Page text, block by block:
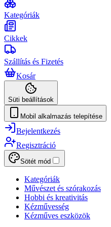
Kategóriák
Cikkek
Szállítás és Fizetés
Kosár
Süti beállítások
Mobil alkalmazás telepítése
Bejelentkezés
Regisztráció
Sötét mód
Kategóriák
Művészet és szórakozás
Hobbi és kreativitás
Kézművesség
Kézműves eszközök